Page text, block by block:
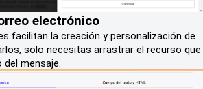
electrónico
facilitan la creación y personalización de
solo necesitas arrastrar el recurso que
mensaje.